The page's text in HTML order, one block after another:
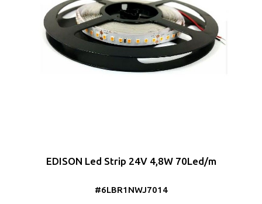
EDISON Led Strip 24V 4,8W 70Led/m
#6LBR1NWJ7014